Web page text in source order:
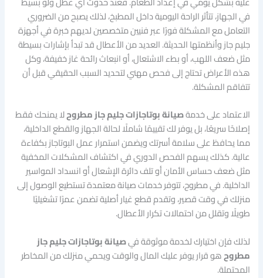
في الجهاز، تتأثر الراحة اليومية داخل المطبخ، لذلك يصبح من الضروري
التعامل مع المشكلة فورًا عبر فنيين متخصصين لديهم خبرة في أجهزة
جليم جاز وأنظمتها الحديثة. العديد من الأعطال قد تبدأ بإشارات بسيطة
مثل ضعف اللهب، أو بطء الاشتعال، أو انبعاث رائحة غاز خفيفة، وكل
هذه الأعراض تحتاج إلى فحص مهني لتحديد السبب الحقيقي قبل أن
تتفاقم المشكلة.
الاعتماد على خدمةصيانة بوتاجازات جليم جاز مطروحلا يمنحك فقط
إصلاحًا سريعًا، بل يوفر لك تقييمًا شاملًا لحالة الجهاز والقطع الداخلية،
مما يحافظ على سلامة أسرتك ويضمن استمرار عمل البوتاجاز بكفاءة
عالية. كذلك يسهم الفحص الدوري في اكتشاف المشكلات المخفية
مثل ضعف حساس الأمان أو تلف دائرة الإشعال أو انسداد المواسير
الداخلية. في مطروح، تتوفر خدمات صيانة معتمدة تستطيع الوصول إلى
منزلك في وقت قصير، وتقدم قطع غيار أصلية تضمن عمرًا تشغيليًا
طويلًا وتقلل من احتمالات تكرار الأعطال.
لذلك فإن اختيارك لخدمة موثوقة فيصيانة بوتاجازات جليم جاز
مطروحهو قرار يوفر عليك المال والوقت ويحمي منزلك من المخاطر
المحتملة.